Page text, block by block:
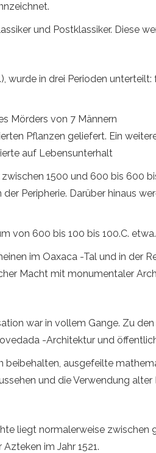
und Postklassiker. Diese
wurde in drei Perioden
Mörders von 7 Männern
Pflanzen geliefert. Ein
auf Lebensunterhalt
1500 und 600 bis 600
Peripherie. Darüber hinaus
von 600 bis 100 bis 100.C. etwa.
im Oaxaca -Tal und in der
Macht mit monumentaler
war in vollem Gange. Zu
-Architektur und
beibehalten, ausgefeilte
und die Verwendung alter
liegt normalerweise zwischen
im Jahr 1521.